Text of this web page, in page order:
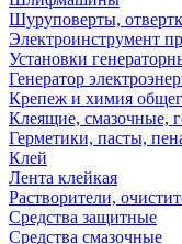
Шуруповерты,
Электроинструмент
Установки
Генератор
Крепеж и химия
Клеящие, смазочные,
Герметики, пасты,
Клей
Лента клейкая
Растворители,
Средства защитные
Средства смазочные